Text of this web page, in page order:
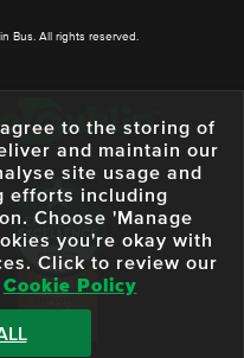
Bus. All rights reserved.
to the storing of
and maintain our
site usage and
efforts including
Choose 'Manage
you're okay with
Click to review our
Cookie Policy